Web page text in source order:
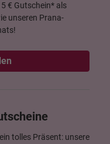
€ Gutschein* als
unseren Prana-
tolles Präsent: unsere